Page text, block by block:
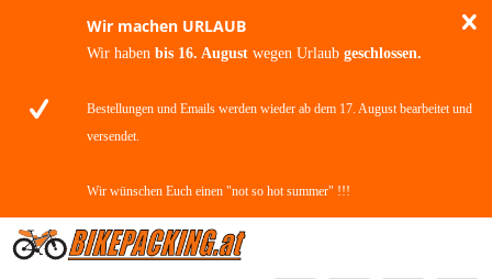
Wir machen URLAUB
Wir haben bis 16. August wegen Urlaub geschlossen.
Bestellungen und Emails werden wieder ab dem 17. August bearbeitet und
versendet.
Wir wünschen Euch einen "not so hot summer" !!!